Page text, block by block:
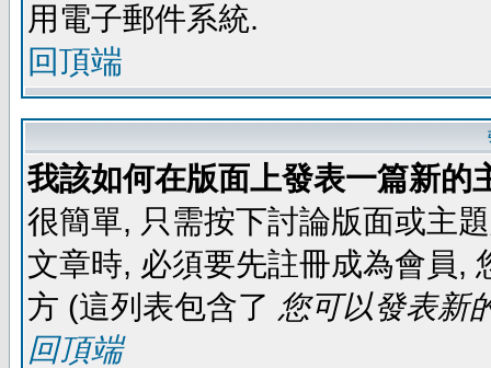
用電子郵件系統.
回頂端
我該如何在版面上發表一篇新的
很簡單, 只需按下討論版面或主
文章時, 必須要先註冊成為會員,
方 (這列表包含了 您可以發表新
回頂端